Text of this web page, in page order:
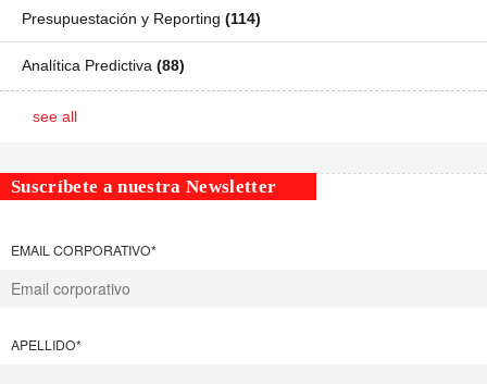
Presupuestación y Reporting (114)
Analítica Predictiva (88)
see all
Suscríbete a nuestra Newsletter
EMAIL CORPORATIVO*
APELLIDO*